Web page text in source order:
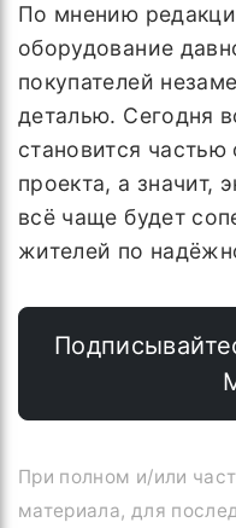
По мнению
оборудование
покупателей
деталью. Сегодня
становится
проекта, а значит,
всё чаще будет
жителей по
При полном и/или
материала, для